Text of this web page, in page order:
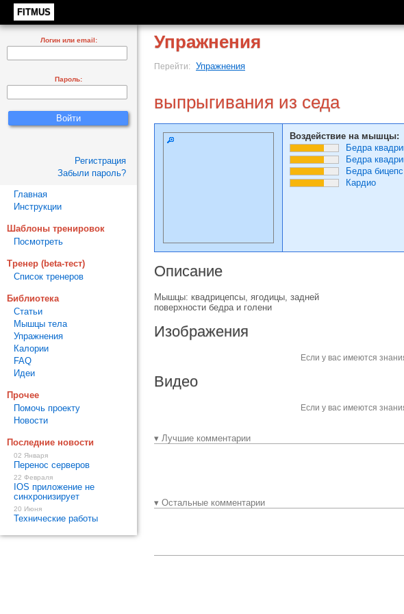
FITMUS
Упражнения
Перейти: Упражнения
выпрыгивания из седа
Воздействие на мышцы:
Бедра
Бедра
Бедра бицепс
Кардио
Описание
Мышцы: квадрицепсы, ягодицы, задней
поверхности бедра и голени
Изображения
Если у вас имеются
Видео
Если у вас имеются
▾ Лучшие комментарии
▾ Остальные комментарии
Логин или email:
Пароль:
Регистрация
Забыли пароль?
Главная
Инструкции
Шаблоны тренировок
Посмотреть
Тренер (beta-тест)
Список тренеров
Библиотека
Статьи
Мышцы тела
Упражнения
Калории
FAQ
Идеи
Прочее
Помочь проекту
Новости
Последние новости
02 Января
Перенос серверов
22 Февраля
IOS приложение не
синхронизирует
20 Июня
Технические работы